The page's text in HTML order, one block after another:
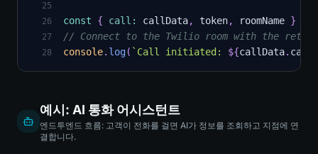
25
26
const { call : callData, token, roomName }
27 // Connect to the Twilio room with the
28 console. log( ` Call initiated: ${callData.
예시: AI 통화 어시스턴트
엔드투엔드 흐름: 고객이 전화를 걸면 AI가 정보를 조회하고 지점에 연
결합니다.